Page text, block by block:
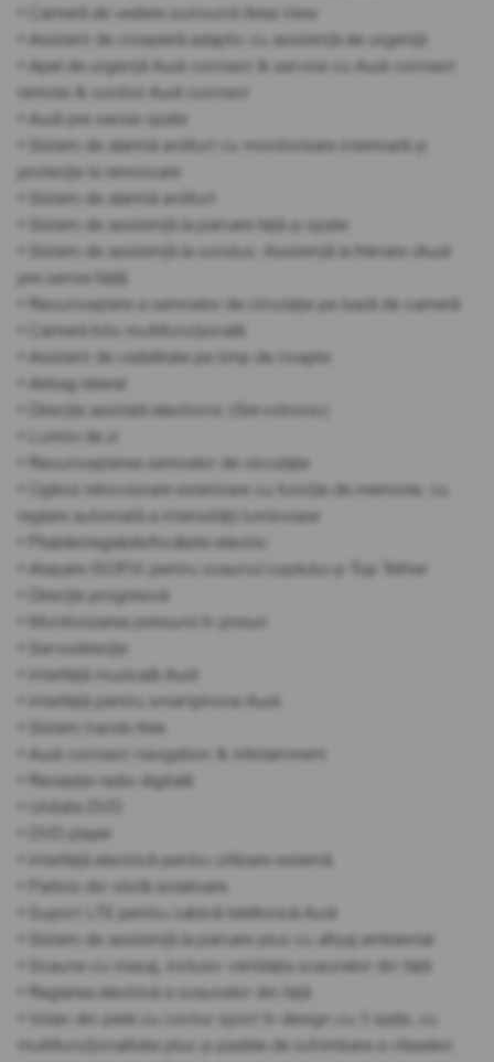
• Cameră de vedere surround Area View
• Asistent de croazieră adaptiv cu asistență de urgență
• Apel de urgență Audi connect & service cu Audi connect
remote & control Audi connect
• Audi pre sense spate
• Sistem de alarmă antifurt cu monitorizare interioară și
protecție la remorcare
• Sistem de alarmă antifurt
• Sistem de asistență la parcare față și spate
• Sistem de asistență la condus: Asistență la frânare (Audi
pre sense față)
• Recunoaștere a semnelor de circulație pe bază de cameră
• Cameră foto multifuncțională
• Asistent de vizibilitate pe timp de noapte
• Airbag lateral
• Direcție asistată electronic (Servotronic)
• Lumini de zi
• Recunoașterea semnelor de circulație
• Oglinzi retrovizoare exterioare cu funcție de memorie, cu
reglare automată a intensității luminoase
• Pliabile/reglabile/încălzite electric
• Atașare ISOFIX pentru scaunul copilului și Top Tether
• Direcție progresivă
• Monitorizarea presiunii în pneuri
• Servodirecție
• Interfață muzicală Audi
• Interfață pentru smartphone Audi
• Sistem hands-free
• Audi connect navigation & infotainment
• Recepție radio digitală
• Unitate DVD
• DVD player
• Interfață electrică pentru utilizare externă
• Parbriz din sticlă izolatoare
• Suport LTE pentru cabină telefonică Audi
• Sistem de asistență la parcare plus cu afișaj ambiental
• Scaune cu masaj, inclusiv ventilația scaunelor din față
• Reglarea electrică a scaunelor din față
• Volan din piele cu contur sport în design cu 3 spițe, cu
multifuncționalitate plus și padele de schimbare a vitezelor,